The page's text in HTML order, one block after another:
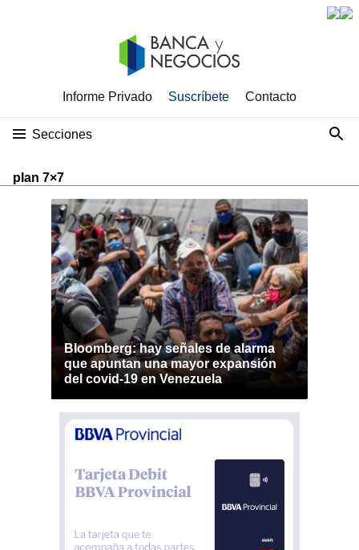
Informe Privado Suscríbete Contacto
Secciones
plan 7×7
Bloomberg: hay señales de alarma
que apuntan una mayor expansión
del covid-19 en Venezuela